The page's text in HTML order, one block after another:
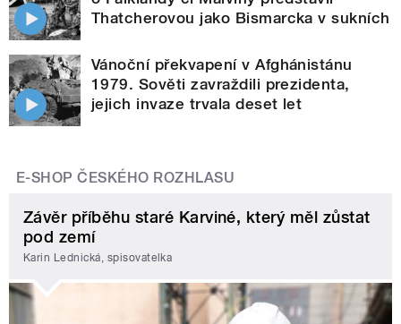
Thatcherovou jako Bismarcka v sukních
Vánoční překvapení v Afghánistánu
1979. Sověti zavraždili prezidenta,
jejich invaze trvala deset let
E-SHOP ČESKÉHO ROZHLASU
Závěr příběhu staré Karviné, který měl zůstat
pod zemí
Karin Lednická, spisovatelka